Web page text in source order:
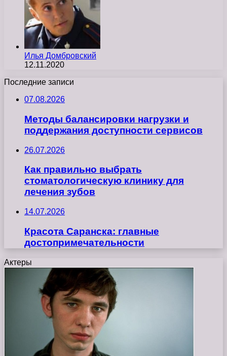
Илья Домбровский
12.11.2020
Последние записи
07.08.2026
Методы балансировки нагрузки и
поддержания доступности сервисов
26.07.2026
Как правильно выбрать
стоматологическую клинику для
лечения зубов
14.07.2026
Красота Саранска: главные
достопримечательности
Актеры